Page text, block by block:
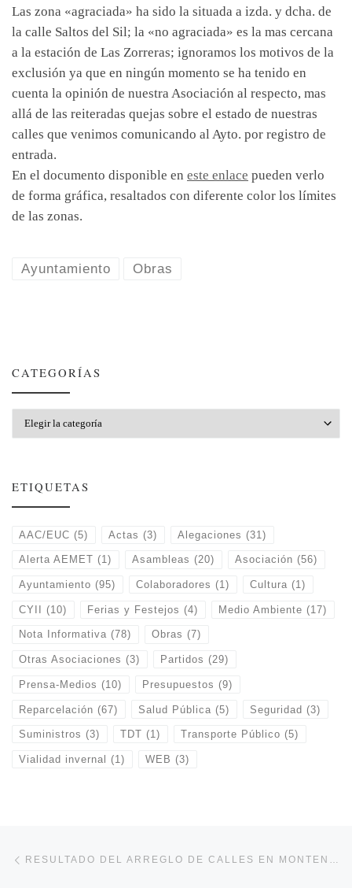
Las zona «agraciada» ha sido la situada a izda. y dcha. de
la calle Saltos del Sil; la «no agraciada» es la mas cercana
a la estación de Las Zorreras; ignoramos los motivos de la
exclusión ya que en ningún momento se ha tenido en
cuenta la opinión de nuestra Asociación al respecto, mas
allá de las reiteradas quejas sobre el estado de nuestras
calles que venimos comunicando al Ayto. por registro de
entrada.
En el documento disponible en este enlace pueden verlo
de forma gráfica, resaltados con diferente color los límites
de las zonas.
Ayuntamiento Obras
CATEGORÍAS
ETIQUETAS
AAC/EUC (5) Actas (3) Alegaciones (31)
Alerta AEMET (1) Asambleas (20) Asociación (56)
Ayuntamiento (95) Colaboradores (1) Cultura (1)
CYII (10) Ferias y Festejos (4) Medio Ambiente (17)
Nota Informativa (78) Obras (7)
Otras Asociaciones (3) Partidos (29)
Prensa-Medios (10) Presupuestos (9)
Reparcelación (67) Salud Pública (5) Seguridad (3)
Suministros (3) TDT (1) Transporte Público (5)
Vialidad invernal (1) WEB (3)
Navegación de entradas